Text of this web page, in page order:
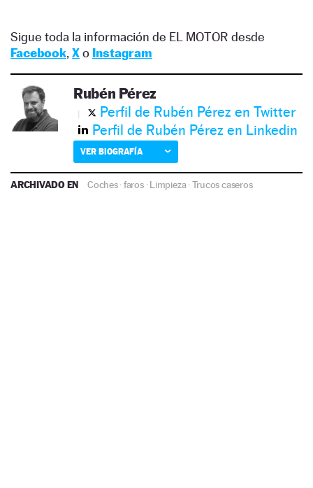
Sigue toda la información de EL MOTOR desde
Facebook, Xo Instagram
Rubén Pérez
Perfil de Rubén Pérez en Twitter
Perfil de Rubén Pérez en Linkedin
VER BIOGRAFÍA
ARCHIVADO EN Coches·faros·Limpieza·Trucos caseros